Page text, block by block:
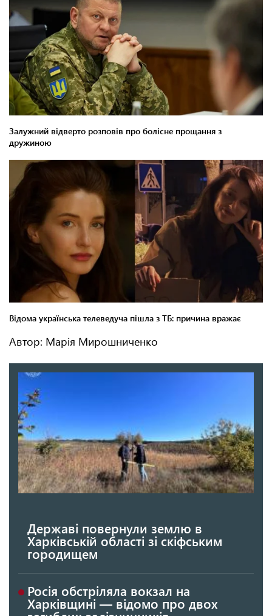
Автор: Марія Мирошниченко
Державі повернули землю в
Харківській області зі скіфським
городищем
Росія обстріляла вокзал на
Харківщині — відомо про двох